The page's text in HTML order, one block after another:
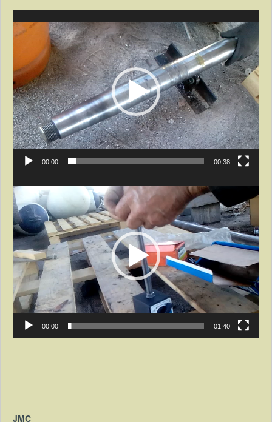
vidéo
00:00 00:38
vidéo
00:00 01:40
JMC